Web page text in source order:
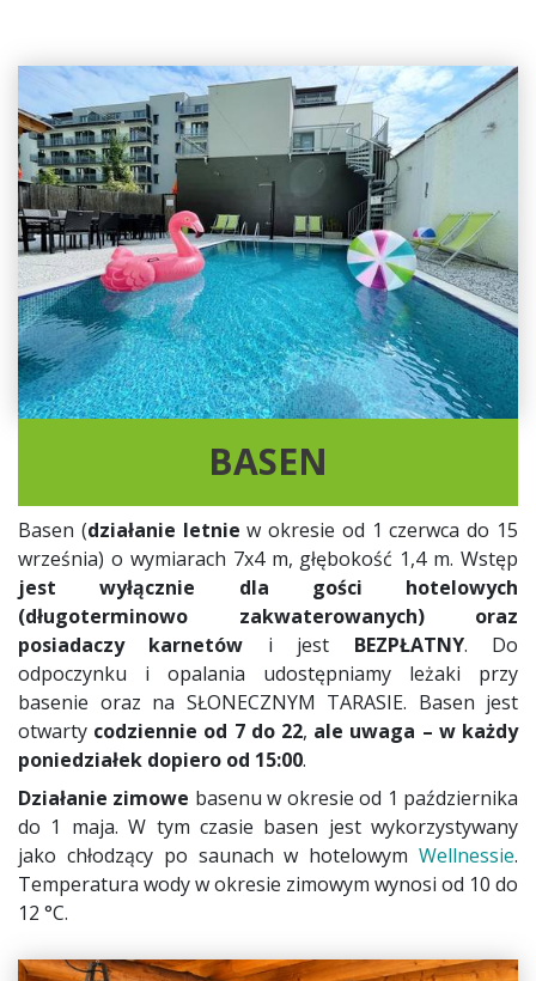
BASEN
Basen (działanie letnie w okresie od 1 czerwca do 15
września) o wymiarach 7x4 m, głębokość 1,4 m. Wstęp
jest wyłącznie dla gości hotelowych
(długoterminowo zakwaterowanych) oraz
posiadaczy karnetów i jest BEZPŁATNY. Do
odpoczynku i opalania udostępniamy leżaki przy
basenie oraz na SŁONECZNYM TARASIE. Basen jest
otwarty codziennie od 7 do 22, ale uwaga – w każdy
poniedziałek dopiero od 15:00.
Działanie zimowe basenu w okresie od 1 października
do 1 maja. W tym czasie basen jest wykorzystywany
jako chłodzący po saunach w hotelowym Wellnessie.
Temperatura wody w okresie zimowym wynosi od 10 do
12 °C.